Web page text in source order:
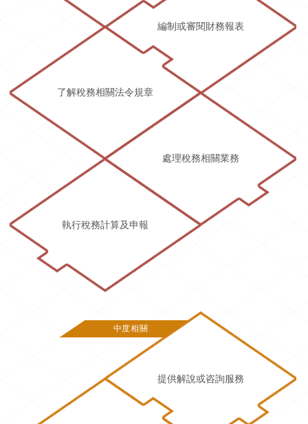
編制或審閱財務報表
了解稅務相關法令規章
處理稅務相關業務
執行稅務計算及申報
中度相關
提供解說或咨詢服務